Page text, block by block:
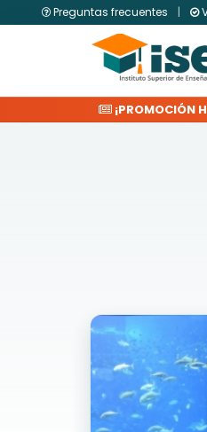
Preguntas frecuentes |
¡PROMOCIÓN